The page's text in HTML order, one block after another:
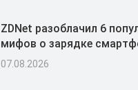
ZDNet разоблачил 6
мифов о зарядке
07.08.2026